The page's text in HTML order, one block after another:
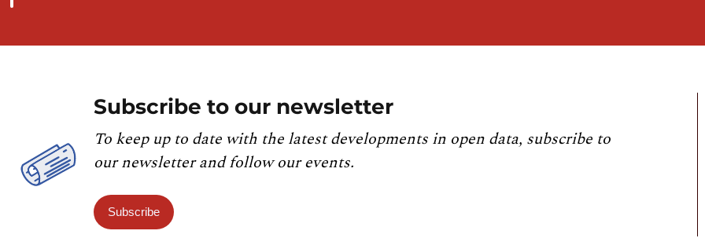
Subscribe to our newsletter
To keep up to date with the latest developments in open data, subscribe to
our newsletter and follow our events.
Subscribe